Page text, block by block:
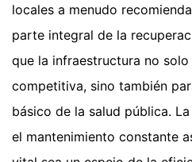
locales a menudo
parte integral de la
que la infraestructura no
competitiva, sino también
básico de la salud pública.
el mantenimiento constante